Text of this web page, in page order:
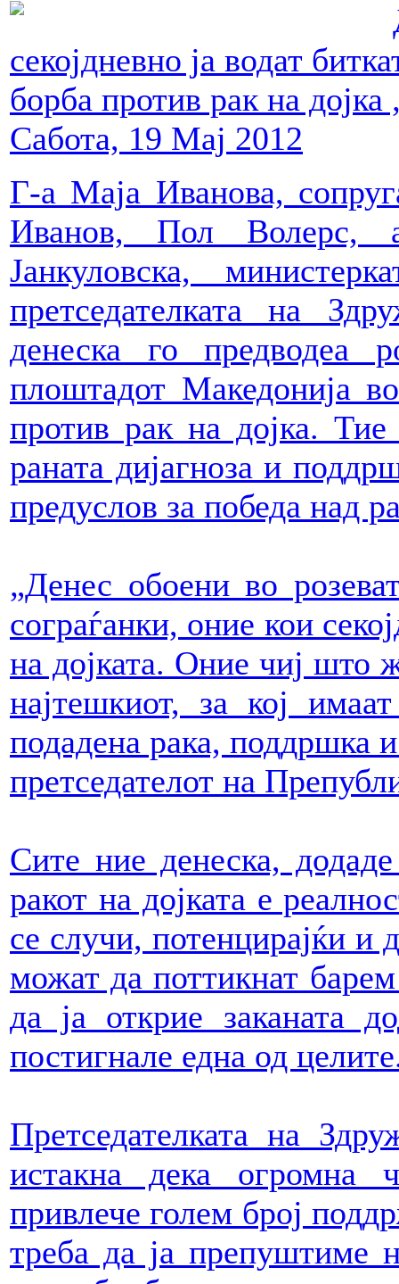
секојдневно ја водат
борба против рак на
Сабота, 19 Мај 2012
Г-а Маја Иванова,
Иванов, Пол Волерс,
Јанкуловска,
претседателката на
денеска го предводеа
плоштадот Македонија
против рак на дојка.
раната дијагноза и
предуслов за победа над
„Денес обоени во
сограѓанки, оние кои
на дојката. Оние чиј што
најтешкиот, за кој
подадена рака, поддршка
претседателот на
Сите ние денеска,
ракот на дојката е
се случи, потенцирајќи и
можат да поттикнат
да ја открие заканата
постигнале една од
Претседателката на
истакна дека огромна
привлече голем број
треба да ја препуштиме